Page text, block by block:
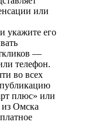
или
укажите его
—
телефон.
во всех
плюс» или
Омска